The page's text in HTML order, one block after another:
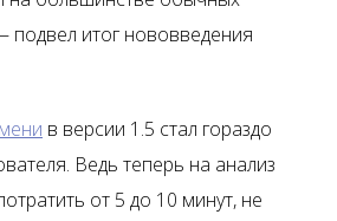
подвел итог нововведения
в версии 1.5 стал гораздо
Ведь теперь на анализ
от 5 до 10 минут, не